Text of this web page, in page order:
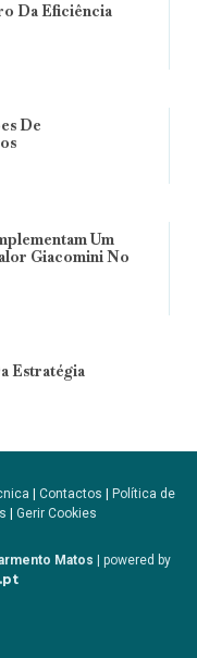
Da Eficiência
De
Um
Giacomini No
Estratégia
Contactos
Política de
Gerir Cookies
Matos | powered by